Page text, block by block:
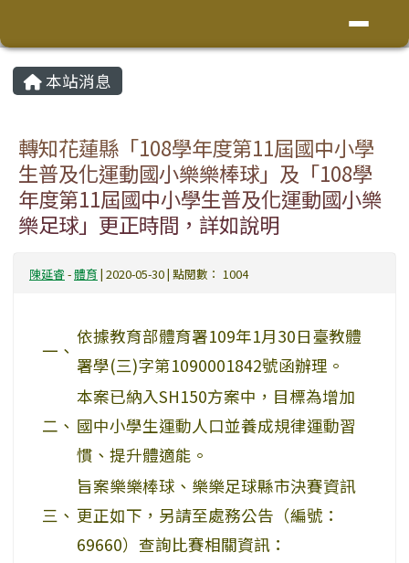
主內容區域
本站消息
轉知花蓮縣「108學年度第11屆國中小學
生普及化運動國小樂樂棒球」及「108學
年度第11屆國中小學生普及化運動國小樂
樂足球」更正時間，詳如說明
陳延睿-體育 | 2020-05-30 | 點閱數： 1004
一、
依據教育部體育署109年1月30日臺教體
署學(三)字第1090001842號函辦理。
二、
本案已納入SH150方案中，目標為增加
國中小學生運動人口並養成規律運動習
慣、提升體適能。
三、
旨案樂樂棒球、樂樂足球縣市決賽資訊
更正如下，另請至處務公告（編號：
69660）查詢比賽相關資訊：
頁尾區域